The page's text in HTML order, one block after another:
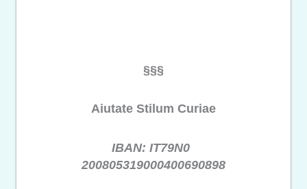
§§§
Aiutate Stilum Curiae
IBAN: IT79N0
200805319000400690898